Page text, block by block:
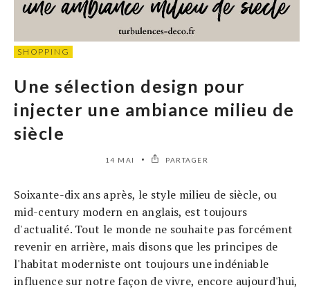
SHOPPING
Une sélection design pour
injecter une ambiance milieu de
siècle
14 MAI PARTAGER
Soixante-dix ans après, le style milieu de siècle, ou
mid-century modern en anglais, est toujours
d'actualité. Tout le monde ne souhaite pas forcément
revenir en arrière, mais disons que les principes de
l'habitat moderniste ont toujours une indéniable
influence sur notre façon de vivre, encore aujourd'hui,